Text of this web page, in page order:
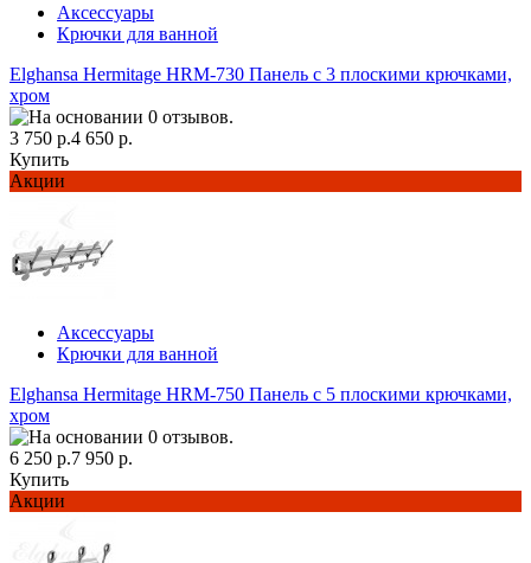
Аксессуары
Крючки для ванной
Elghansa Hermitage HRM-730 Панель с 3 плоскими крючками,
хром
3 750 р.4 650 р.
Купить
Акции
Аксессуары
Крючки для ванной
Elghansa Hermitage HRM-750 Панель с 5 плоскими крючками,
хром
6 250 р.7 950 р.
Купить
Акции